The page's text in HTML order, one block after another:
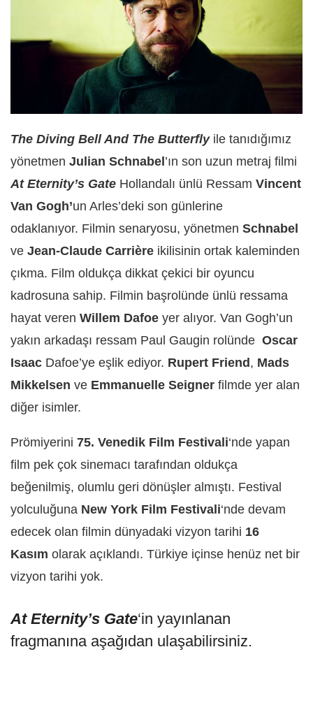
The Diving Bell And The Butterflyile tanıdığımız
yönetmen Julian Schnabel ’ın son uzun metraj filmi
At Eternity’s Gate Hollandalı ünlü Ressam Vincent
Van Gogh’un Arles’deki son günlerine
odaklanıyor. Filmin senaryosu, yönetmen Schnabel
ve Jean-Claude Carrière ikilisinin ortak kaleminden
çıkma. Film oldukça dikkat çekici bir oyuncu
kadrosuna sahip. Filmin başrolünde ünlü ressama
hayat veren Willem Dafoe yer alıyor. Van Gogh’un
yakın arkadaşı ressam Paul Gaugin rolünde Oscar
Isaac Dafoe’ye eşlik ediyor. Rupert Friend , Mads
Mikkelsen ve Emmanuelle Seigner filmde yer alan
diğer isimler.
Prömiyerini 75. Venedik Film Festivali‘nde yapan
film pek çok sinemacı tarafından oldukça
beğenilmiş, olumlu geri dönüşler almıştı. Festival
yolculuğuna New York Film Festivali‘nde devam
edecek olan filmin dünyadaki vizyon tarihi 16
Kasım olarak açıklandı. Türkiye içinse henüz net bir
vizyon tarihi yok.
At Eternity’s Gate‘in yayınlanan
fragmanına aşağıdan ulaşabilirsiniz.